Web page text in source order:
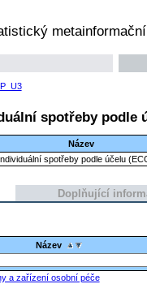
spotřeby podle
Název
spotřeby podle účelu
Doplňující
Název
a zařízení osobní péče